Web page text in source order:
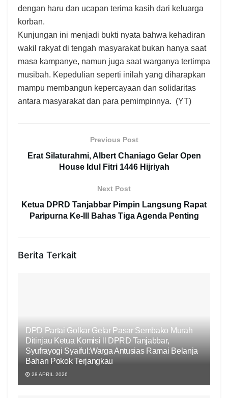
dengan haru dan ucapan terima kasih dari keluarga
korban.
Kunjungan ini menjadi bukti nyata bahwa kehadiran
wakil rakyat di tengah masyarakat bukan hanya saat
masa kampanye, namun juga saat warganya tertimpa
musibah. Kepedulian seperti inilah yang diharapkan
mampu membangun kepercayaan dan solidaritas
antara masyarakat dan para pemimpinnya. (YT)
Previous Post
Erat Silaturahmi, Albert Chaniago Gelar Open
House Idul Fitri 1446 Hijriyah
Next Post
Ketua DPRD Tanjabbar Pimpin Langsung Rapat
Paripurna Ke-III Bahas Tiga Agenda Penting
Berita Terkait
DPD Partai Golkar Gelar Pasar Sembako Murah
Ditinjau Ketua Komisi ll DPRD Tanjabbar,
Syufrayogi Syaiful:Warga Antusias Ramai Belanja
Bahan Pokok Terjangkau
28 APRIL 2026